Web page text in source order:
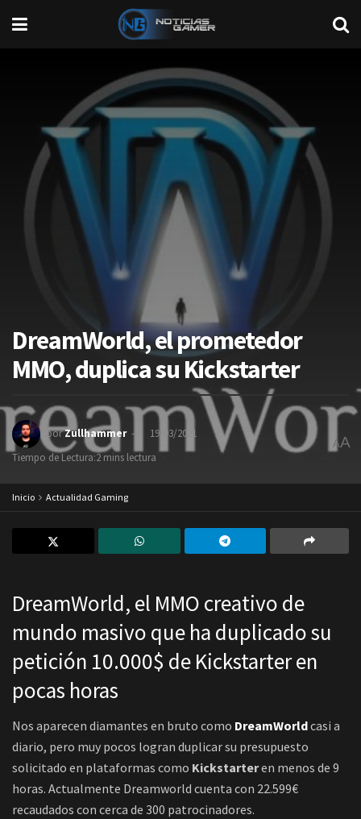
DreamWorld, el prometedor
MMO, duplica su Kickstarter
porZullhammer
19/03/2021
Tiempo de Lectura:2 mins lectura
AA
Inicio Actualidad Gaming
DreamWorld, el MMO creativo de
mundo masivo que ha duplicado su
petición 10.000$ de Kickstarter en
pocas horas
Nos aparecen diamantes en bruto como DreamWorldcasi a
diario, pero muy pocos logran duplicar su presupuesto
solicitado en plataformas como Kickstarteren menos de 9
horas. Actualmente Dreamworld cuenta con 22.599€
recaudados con cerca de 300 patrocinadores.